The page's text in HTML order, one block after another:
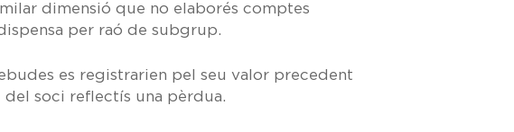
dimensió que no elaborés comptes
per raó de subgrup.
es registrarien pel seu valor precedent
soci reflectís una pèrdua.